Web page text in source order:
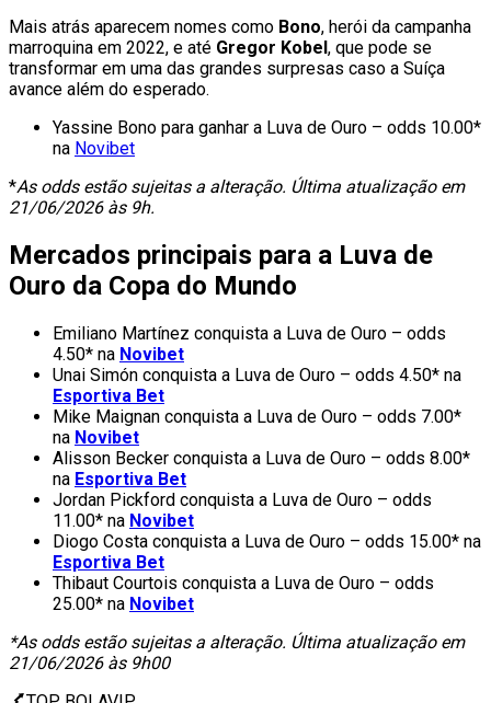
Mais atrás aparecem nomes como Bono, herói da campanha
marroquina em 2022, e até Gregor Kobel, que pode se
transformar em uma das grandes surpresas caso a Suíça
avance além do esperado.
Yassine Bono para ganhar a Luva de Ouro – odds 10.00*
na Novibet
*As odds estão sujeitas a alteração. Última atualização em
21/06/2026 às 9h.
Mercados principais para a Luva de
Ouro da Copa do Mundo
Emiliano Martínez conquista a Luva de Ouro – odds
4.50* na Novibet
Unai Simón conquista a Luva de Ouro – odds 4.50* na
Esportiva Bet
Mike Maignan conquista a Luva de Ouro – odds 7.00*
na Novibet
Alisson Becker conquista a Luva de Ouro – odds 8.00*
na Esportiva Bet
Jordan Pickford conquista a Luva de Ouro – odds
11.00* na Novibet
Diogo Costa conquista a Luva de Ouro – odds 15.00* na
Esportiva Bet
Thibaut Courtois conquista a Luva de Ouro – odds
25.00* na Novibet
*As odds estão sujeitas a alteração. Última atualização em
21/06/2026 às 9h00